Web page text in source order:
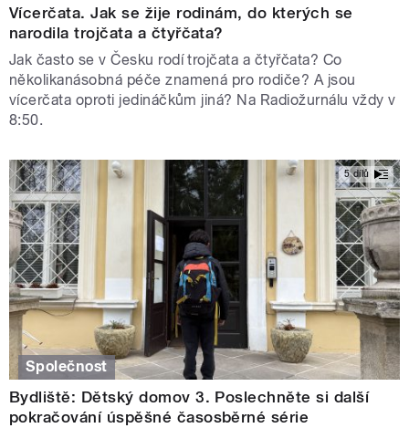
Vícerčata. Jak se žije rodinám, do kterých se
narodila trojčata a čtyřčata?
Jak často se v Česku rodí trojčata a čtyřčata? Co
několikanásobná péče znamená pro rodiče? A jsou
vícerčata oproti jedináčkům jiná? Na Radiožurnálu vždy v
8:50.
5 dílů
Společnost
Bydliště: Dětský domov 3. Poslechněte si další
pokračování úspěšné časosběrné série